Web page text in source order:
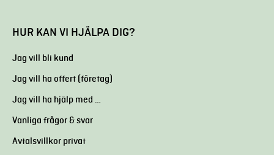
HUR KAN VI HJÄLPA DIG?
Jag vill bli kund
Jag vill ha offert (företag)
Jag vill ha hjälp med …
Vanliga frågor & svar
Avtalsvillkor privat